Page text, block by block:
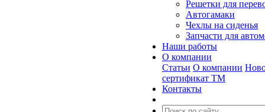
Решетки для
Автогамаки
Чехлы на сиденья
Запчасти для
Наши работы
О компании
Статьи О компании
сертификат ТМ
Контакты